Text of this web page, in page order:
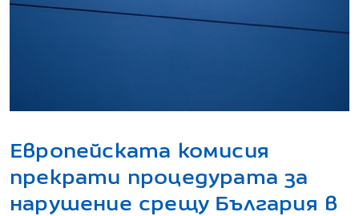
Европейската комисия
прекрати процедурата за
нарушение срещу България в